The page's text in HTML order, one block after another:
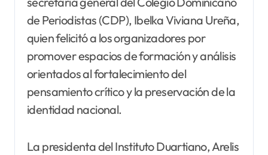
de Periodistas (CDP), Ibelka Viviana Ureña,
quien felicitó a los organizadores por
promover espacios de formación y análisis
orientados al fortalecimiento del
pensamiento crítico y la preservación de la
identidad nacional.
La presidenta del Instituto Duartiano, Arelis